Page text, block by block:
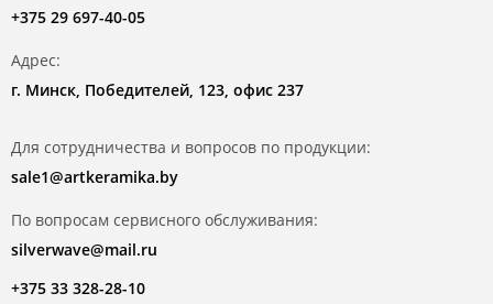
+375 29 697-40-05
Адрес:
г. Минск, Победителей, 123, офис 237
Для сотрудничества и вопросов по продукции:
sale1@artkeramika.by
По вопросам сервисного обслуживания:
silverwave@mail.ru
+375 33 328-28-10